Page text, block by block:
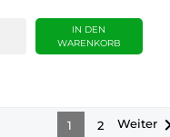
IN DEN
WARENKORB
1 2 Weiter